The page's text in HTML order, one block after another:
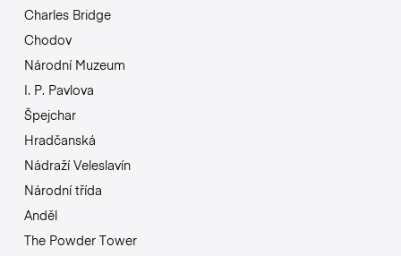
Charles Bridge
Chodov
Národní Muzeum
I. P. Pavlova
Špejchar
Hradčanská
Nádraží Veleslavín
Národní třída
Anděl
The Powder Tower